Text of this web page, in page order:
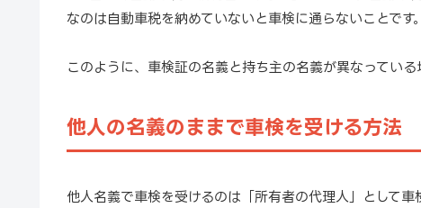
なのは自動車税を納めていないと車検に通らないことです。
このように、車検証の名義と持ち主の名義が異なってい
他人の名義のままで車検を受ける方法
他人名義で車検を受けるのは「所有者の代理人」として